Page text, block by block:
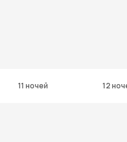
11 ночей 12